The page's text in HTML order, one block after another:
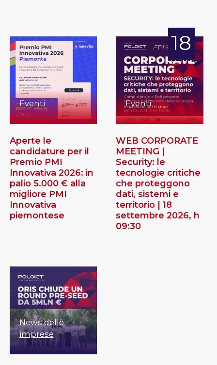
Eventi
Aperte le
candidature per il
Premio PMI
Innovativa 2026: in
palio 5.000 € alla
migliore PMI
Innovativa
piemontese
18
SETTEMBRE
Eventi
WEB CORPORATE
MEETING |
Security: le
tecnologie critiche
che proteggono
dati, sistemi e
territorio | 18
settembre 2026, h
09:30
News delle
imprese